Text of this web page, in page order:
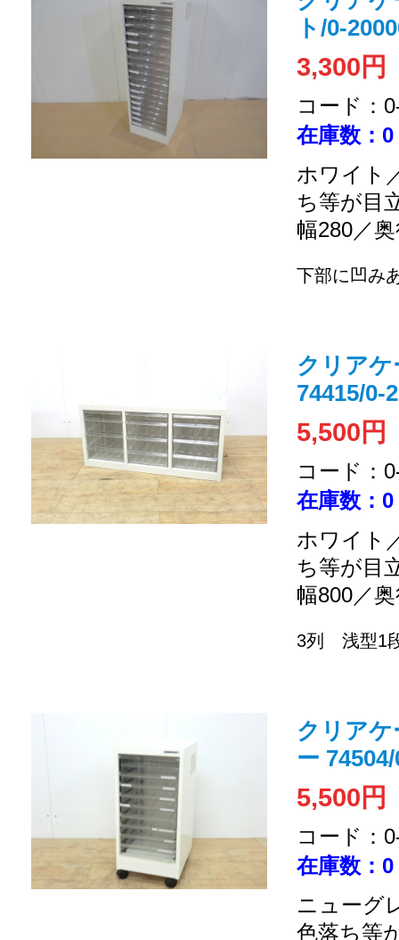
ト/0-
3,300円
コード：
在庫数：0
ホワイト
ち等が目
幅280／
下部に凹み
クリア
74415/0-
5,500円
コード：
在庫数：0
ホワイト
ち等が目
幅800／
3列 浅型1
クリア
ー
5,500円
コード：
在庫数：0
ニューグ
色落ち等